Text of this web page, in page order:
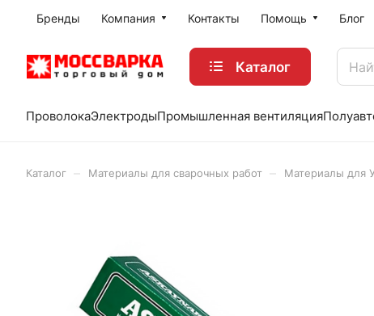
Бренды Компания Контакты Помощь Блог
Каталог
ПроволокаЭлектродыПромышленная вентиляция
Каталог Материалы для сварочных работ Материалы для